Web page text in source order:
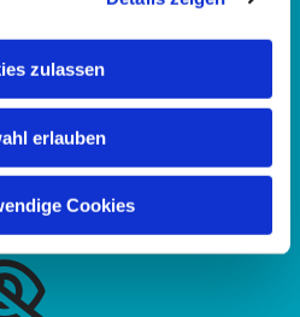
zulassen
erlauben
Cookies
Kassel:
01